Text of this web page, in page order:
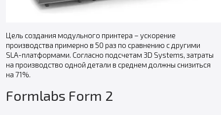
Цель создания модульного принтера – ускорение
производства примерно в 50 раз по сравнению с другими
SLA-платформами. Согласно подсчетам 3D Systems, затраты
на производство одной детали в среднем должны снизиться
на 71%.
Formlabs Form 2